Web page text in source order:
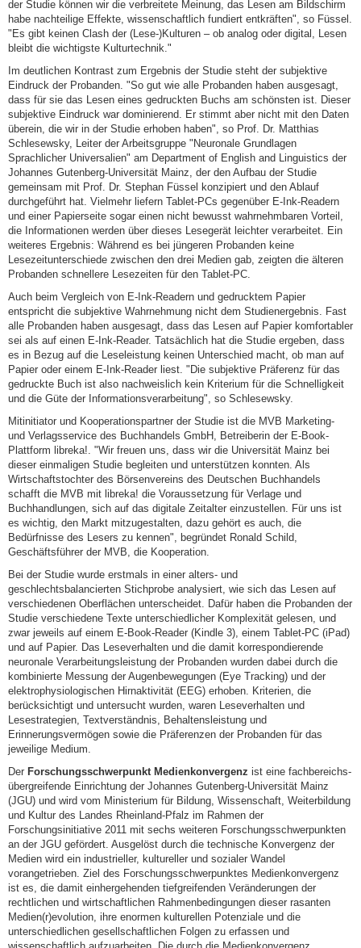
der Studie können wir die verbreitete Meinung, das Lesen am Bildschirm
habe nachteilige Effekte, wissenschaftlich fundiert entkräften", so Füssel.
"Es gibt keinen Clash der (Lese-)Kulturen – ob analog oder digital, Lesen
bleibt die wichtigste Kulturtechnik."
Im deutlichen Kontrast zum Ergebnis der Studie steht der subjektive
Eindruck der Probanden. "So gut wie alle Probanden haben ausgesagt,
dass für sie das Lesen eines gedruckten Buchs am schönsten ist. Dieser
subjektive Eindruck war dominierend. Er stimmt aber nicht mit den Daten
überein, die wir in der Studie erhoben haben", so Prof. Dr. Matthias
Schlesewsky, Leiter der Arbeitsgruppe "Neuronale Grundlagen
Sprachlicher Universalien" am Department of English and Linguistics der
Johannes Gutenberg-Universität Mainz, der den Aufbau der Studie
gemeinsam mit Prof. Dr. Stephan Füssel konzipiert und den Ablauf
durchgeführt hat. Vielmehr liefern Tablet-PCs gegenüber E-Ink-Readern
und einer Papierseite sogar einen nicht bewusst wahrnehmbaren Vorteil,
die Informationen werden über dieses Lesegerät leichter verarbeitet. Ein
weiteres Ergebnis: Während es bei jüngeren Probanden keine
Lesezeitunterschiede zwischen den drei Medien gab, zeigten die älteren
Probanden schnellere Lesezeiten für den Tablet-PC.
Auch beim Vergleich von E-Ink-Readern und gedrucktem Papier
entspricht die subjektive Wahrnehmung nicht dem Studienergebnis. Fast
alle Probanden haben ausgesagt, dass das Lesen auf Papier komfortabler
sei als auf einen E-Ink-Reader. Tatsächlich hat die Studie ergeben, dass
es in Bezug auf die Leseleistung keinen Unterschied macht, ob man auf
Papier oder einem E-Ink-Reader liest. "Die subjektive Präferenz für das
gedruckte Buch ist also nachweislich kein Kriterium für die Schnelligkeit
und die Güte der Informationsverarbeitung", so Schlesewsky.
Mitinitiator und Kooperationspartner der Studie ist die MVB Marketing-
und Verlagsservice des Buchhandels GmbH, Betreiberin der E-Book-
Plattform libreka!. "Wir freuen uns, dass wir die Universität Mainz bei
dieser einmaligen Studie begleiten und unterstützen konnten. Als
Wirtschaftstochter des Börsenvereins des Deutschen Buchhandels
schafft die MVB mit libreka! die Voraussetzung für Verlage und
Buchhandlungen, sich auf das digitale Zeitalter einzustellen. Für uns ist
es wichtig, den Markt mitzugestalten, dazu gehört es auch, die
Bedürfnisse des Lesers zu kennen", begründet Ronald Schild,
Geschäftsführer der MVB, die Kooperation.
Bei der Studie wurde erstmals in einer alters- und
geschlechtsbalancierten Stichprobe analysiert, wie sich das Lesen auf
verschiedenen Oberflächen unterscheidet. Dafür haben die Probanden der
Studie verschiedene Texte unterschiedlicher Komplexität gelesen, und
zwar jeweils auf einem E-Book-Reader (Kindle 3), einem Tablet-PC (iPad)
und auf Papier. Das Leseverhalten und die damit korrespondierende
neuronale Verarbeitungsleistung der Probanden wurden dabei durch die
kombinierte Messung der Augenbewegungen (Eye Tracking) und der
elektrophysiologischen Hirnaktivität (EEG) erhoben. Kriterien, die
berücksichtigt und untersucht wurden, waren Leseverhalten und
Lesestrategien, Textverständnis, Behaltensleistung und
Erinnerungsvermögen sowie die Präferenzen der Probanden für das
jeweilige Medium.
Der Forschungsschwerpunkt Medienkonvergenz ist eine fachbereichs­
übergreifende Einrichtung der Johannes Gutenberg-Universität Mainz
(JGU) und wird vom Ministerium für Bildung, Wissenschaft, Weiterbildung
und Kultur des Landes Rheinland-Pfalz im Rahmen der
Forschungsinitiative 2011 mit sechs weiteren Forschungsschwerpunkten
an der JGU gefördert. Ausgelöst durch die technische Konvergenz der
Medien wird ein industrieller, kultureller und sozialer Wandel
vorangetrieben. Ziel des Forschungsschwerpunktes Medienkonvergenz
ist es, die damit einhergehenden tiefgreifenden Veränderungen der
rechtlichen und wirtschaftlichen Rahmenbedingungen dieser rasanten
Medien(r)evolution, ihre enormen kulturellen Potenziale und die
unterschiedlichen gesellschaftlichen Folgen zu erfassen und